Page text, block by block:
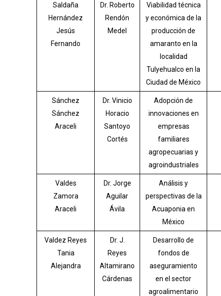
Saldaña
Hernández
Jesús
Fernando
Dr. Roberto
Rendón
Medel
Viabilidad técnica
y económica de la
producción de
amaranto en la
localidad
Tulyehualco en la
Ciudad de México
Sánchez
Sánchez
Araceli
Dr. Vinicio
Horacio
Santoyo
Cortés
Adopción de
innovaciones en
empresas
familiares
agropecuarias y
agroindustriales
Valdes
Zamora
Araceli
Dr. Jorge
Aguilar
Ávila
Análisis y
perspectivas de la
Acuaponia en
México
Valdez Reyes
Tania
Alejandra
Dr. J.
Reyes
Altamirano
Cárdenas
Desarrollo de
fondos de
aseguramiento
en el sector
agroalimentario